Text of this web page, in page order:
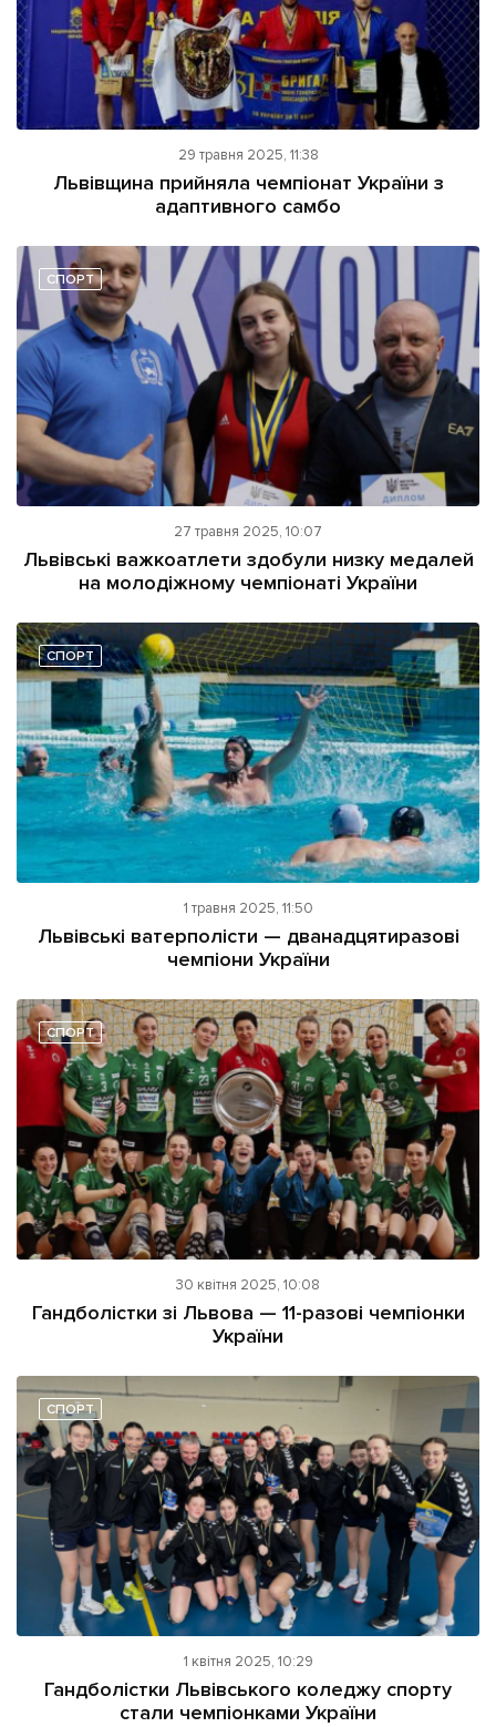
29 травня 2025, 11:38
Львівщина прийняла чемпіонат України з
адаптивного самбо
СПОРТ
27 травня 2025, 10:07
Львівські важкоатлети здобули низку медалей
на молодіжному чемпіонаті України
СПОРТ
1 травня 2025, 11:50
Львівські ватерполісти — дванадцятиразові
чемпіони України
СПОРТ
30 квітня 2025, 10:08
Гандболістки зі Львова — 11-разові чемпіонки
України
СПОРТ
1 квітня 2025, 10:29
Гандболістки Львівського коледжу спорту
стали чемпіонками України